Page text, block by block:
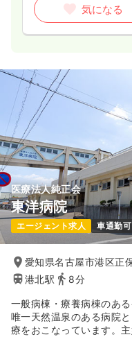
気になる
医療法人純正会
東洋病院
エージェント求人 車通勤可
愛知県名古屋市港区正
港北駅
8分
一般病棟・療養病棟のあ
唯一天然温泉のある病院
療をおこなっています。